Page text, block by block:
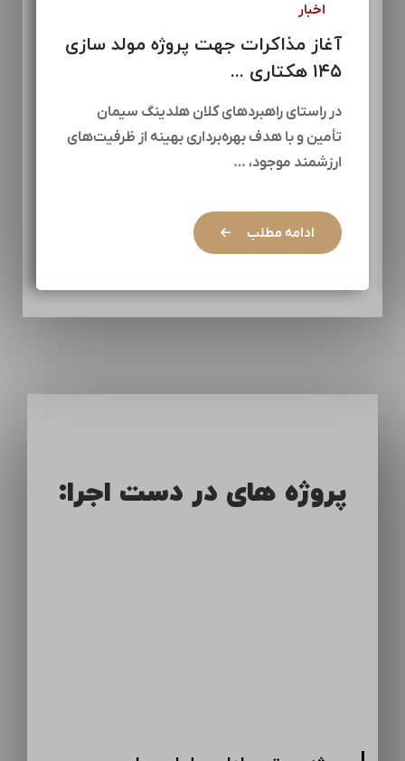
اخبار
آغاز مذاکرات جهت پروژه مولد سازی
۱۴۵ هکتاری ...
در راستای راهبردهای کلان هلدینگ سیمان
تأمین و با هدف بهره‌برداری بهینه از ظرفیت‌های
ارزشمند موجود، …
ادامه مطلب
پروژه های در دست اجرا: